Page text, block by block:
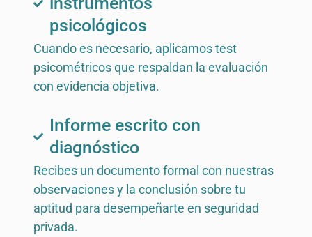
psicológicos
Cuando es necesario, aplicamos test
psicométricos que respaldan la evaluación
con evidencia objetiva.
Informe escrito con
diagnóstico
Recibes un documento formal con nuestras
observaciones y la conclusión sobre tu
aptitud para desempeñarte en seguridad
privada.